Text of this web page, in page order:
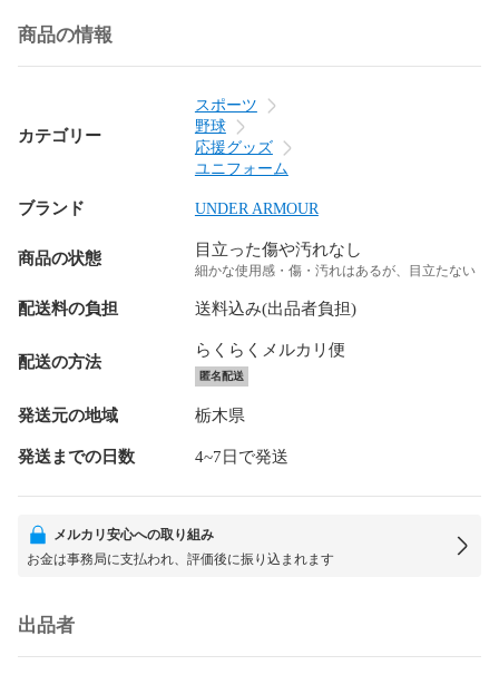
商品の情報
カテゴリー
スポーツ
野球
応援グッズ
ユニフォーム
ブランド UNDER ARMOUR
商品の状態 目立った傷や汚れなし
細かな使用感・傷・汚れはあるが、目立たない
配送料の負担 送料込み(出品者負担)
配送の方法
らくらくメルカリ便
匿名配送
発送元の地域 栃木県
発送までの日数 4~7日で発送
メルカリ安心への取り組み
お金は事務局に支払われ、評価後に振り込まれます
出品者